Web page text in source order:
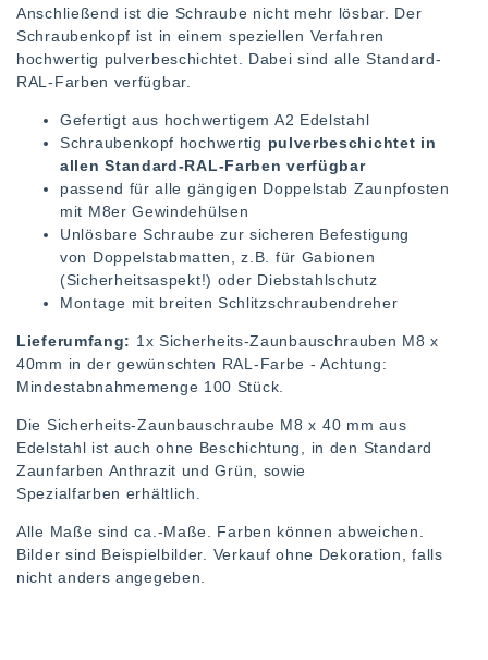
Anschließend ist die Schraube nicht mehr lösbar. Der
Schraubenkopf ist in einem speziellen Verfahren
hochwertig pulverbeschichtet. Dabei sind alle Standard-
RAL-Farben verfügbar.
Gefertigt aus hochwertigem A2 Edelstahl
Schraubenkopf hochwertig pulverbeschichtet in
allen Standard-RAL-Farben verfügbar
passend für alle gängigen Doppelstab Zaunpfosten
mit M8er Gewindehülsen
Unlösbare Schraube zur sicheren Befestigung
von Doppelstabmatten, z.B. für Gabionen
(Sicherheitsaspekt!) oder Diebstahlschutz
Montage mit breiten Schlitzschraubendreher
Lieferumfang: 1x Sicherheits-Zaunbauschrauben M8 x
40mm in der gewünschten RAL-Farbe - Achtung:
Mindestabnahmemenge 100 Stück.
Die Sicherheits-Zaunbauschraube M8 x 40 mm aus
Edelstahl ist auch ohne Beschichtung, in den Standard
Zaunfarben Anthrazit und Grün, sowie
Spezialfarben erhältlich.
Alle Maße sind ca.-Maße. Farben können abweichen.
Bilder sind Beispielbilder. Verkauf ohne Dekoration, falls
nicht anders angegeben.